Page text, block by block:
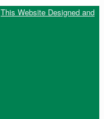
This Website Designed and